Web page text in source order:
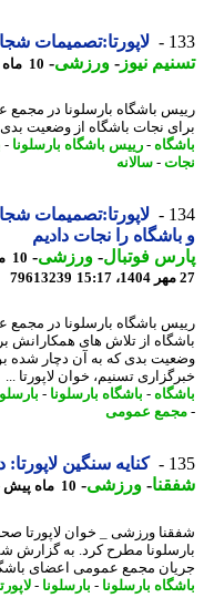
لاپورتا:تصمیمات
نیوز-ورزشی-10 ماه پیش - یکشنبه 27 مهر 1404، 15:20
باشگاه بارسلونا در مجمع
نجات باشگاه از وضعیت بدی که
-رییس باشگاه بارسلونا-
-سالانه
لاپورتا:تصمیمات
را نجات دادیم
فوتبال-ورزشی-
10
79613239
باشگاه بارسلونا در مجمع
از تلاش های همکارانش برای
بدی که به آن دچار شده بود،
تسنیم، خوان لاپورتا ...
-باشگاه بارسلونا-بارسلونا-
عمومی
کنایه سنگین لاپورتا:
-ورزشی-10 ماه پیش - یکشنبه 27 مهر 1404، 13:46
ورزشی _ خوان لاپورتا صحبت
مطرح کرد. به گزارش
مجمع عمومی اعضای باشگاه
بارسلونا-بارسلونا-لاپورتا-